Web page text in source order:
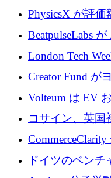
PhysicsX が評
達
BeatpulseLabs
張するために
London Tech
ノロジーがヨー
来を形作る場所
Creator Fund が
するために
Volteum は EV
供給するために
コサイン、英国
で業界の支援を
ドイツのベン
スタートアップ